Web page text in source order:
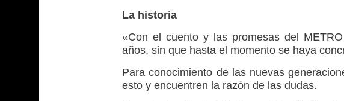
La historia
«Con el cuento y las promesas del
años, sin que hasta el momento se haya
Para conocimiento de las nuevas
esto y encuentren la razón de las dudas.